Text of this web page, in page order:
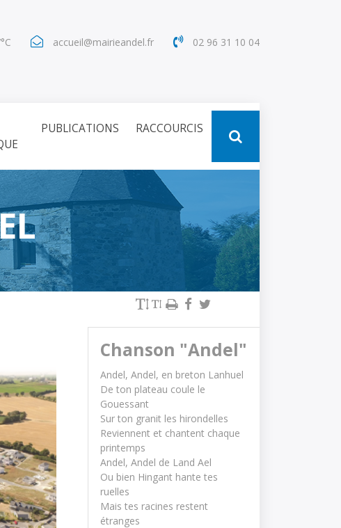
accueil@mairieandel.fr 02 96 31 10 04
PUBLICATIONS RACCOURCIS
Chanson "Andel"
Andel, Andel, en breton Lanhuel
De ton plateau coule le
Gouessant
Sur ton granit les hirondelles
Reviennent et chantent chaque
printemps
Andel, Andel de Land Ael
Ou bien Hingant hante tes
ruelles
Mais tes racines restent
étranges